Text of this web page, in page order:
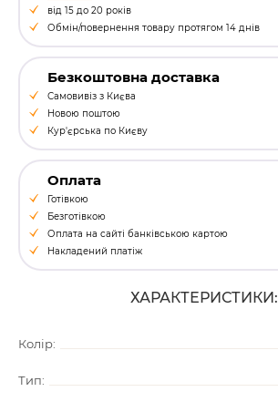
від 15 до 20 років
Обмін/повернення товару протягом 14 днів
Безкоштовна доставка
Самовивіз з Києва
Новою поштою
Кур'єрська по Києву
Оплата
Готівкою
Безготівкою
Оплата на сайті банківською картою
Накладений платіж
ХАРАКТЕРИСТИКИ:
Колір:
Тип: